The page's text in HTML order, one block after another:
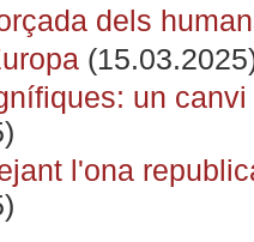
dels
un
l'ona